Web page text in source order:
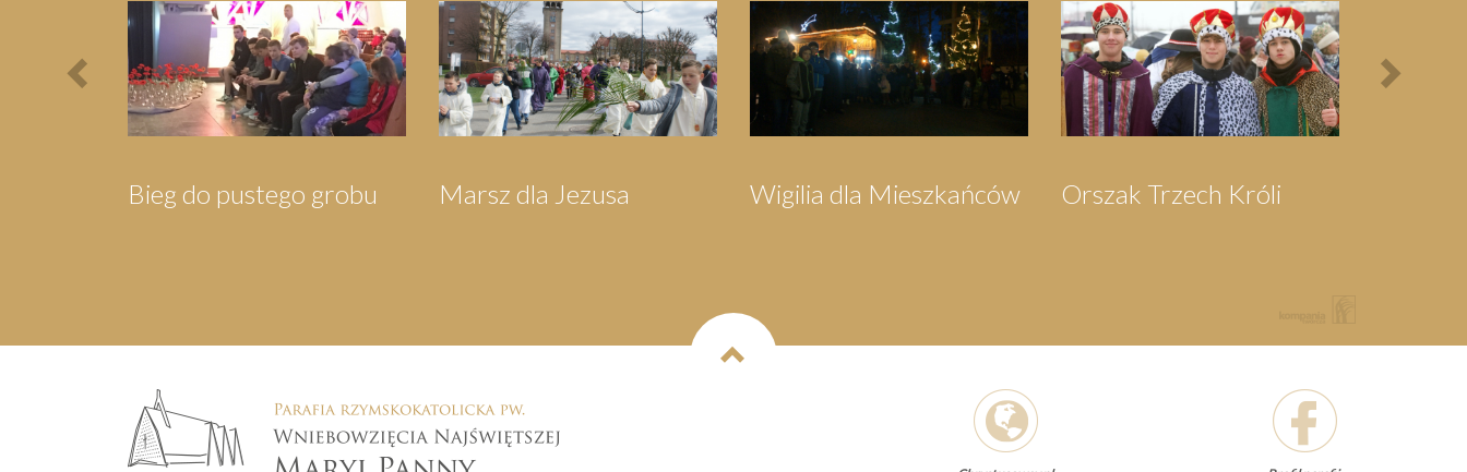
Pielgrzymka do
Pielgrzymka do
Festyn Parafialny Bieg Papieski
Walking - Rajd
Memoriał Jana
Previous